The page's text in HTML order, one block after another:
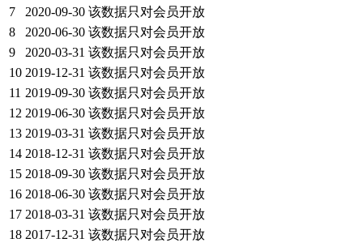
7
2020-09-30 该数据只对会员开放
8
2020-06-30 该数据只对会员开放
9
2020-03-31 该数据只对会员开放
10 2019-12-31 该数据只对会员开放
11 2019-09-30 该数据只对会员开放
12 2019-06-30 该数据只对会员开放
13 2019-03-31 该数据只对会员开放
14 2018-12-31 该数据只对会员开放
15 2018-09-30 该数据只对会员开放
16 2018-06-30 该数据只对会员开放
17 2018-03-31 该数据只对会员开放
18 2017-12-31 该数据只对会员开放